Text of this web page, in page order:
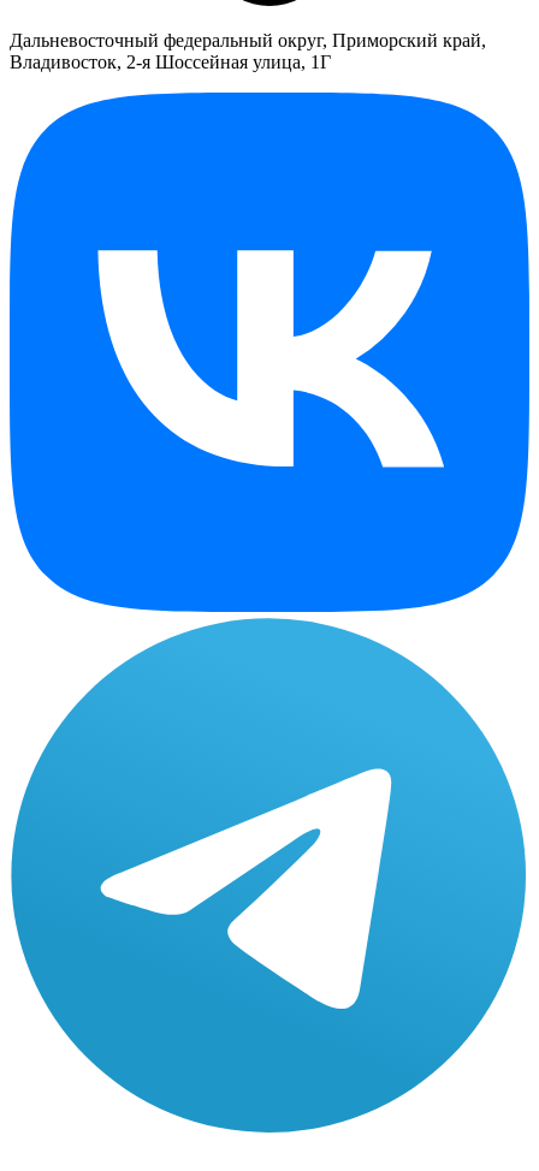
Дальневосточный федеральный округ, Приморский край,
Владивосток, 2-я Шоссейная улица, 1Г